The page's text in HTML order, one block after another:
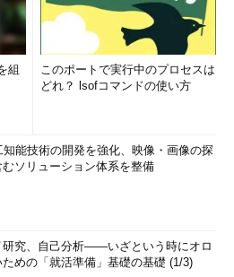
組
このポートで実行中のプロセスは
どれ？ lsofコマンドの使い方
知能技術の開発を強化、映像・画像の探
ソリューション体系を整備
研究、自己分析――いざという時にオロ
ための「就活準備」基礎の基礎 (1/3)